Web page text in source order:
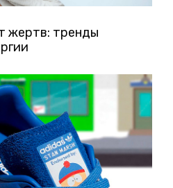
жертв: тренды